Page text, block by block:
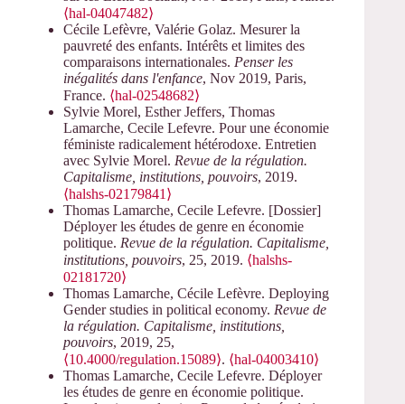
⟨hal-04047482⟩
Cécile Lefèvre, Valérie Golaz. Mesurer la
pauvreté des enfants. Intérêts et limites des
comparaisons internationales. Penser les
inégalités dans l'enfance, Nov 2019, Paris,
France. ⟨hal-02548682⟩
Sylvie Morel, Esther Jeffers, Thomas
Lamarche, Cecile Lefevre. Pour une économie
féministe radicalement hétérodoxe. Entretien
avec Sylvie Morel. Revue de la régulation.
Capitalisme, institutions, pouvoirs, 2019.
⟨halshs-02179841⟩
Thomas Lamarche, Cecile Lefevre. [Dossier]
Déployer les études de genre en économie
politique. Revue de la régulation. Capitalisme,
institutions, pouvoirs, 25, 2019. ⟨halshs-
02181720⟩
Thomas Lamarche, Cécile Lefèvre. Deploying
Gender studies in political economy. Revue de
la régulation. Capitalisme, institutions,
pouvoirs, 2019, 25,
⟨10.4000/regulation.15089⟩. ⟨hal-04003410⟩
Thomas Lamarche, Cecile Lefevre. Déployer
les études de genre en économie politique.